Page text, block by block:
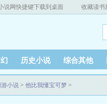
说网快捷键下载到桌面 收藏读书
历史小说 综合其他
游小说 > 他比我懂宝可梦 >